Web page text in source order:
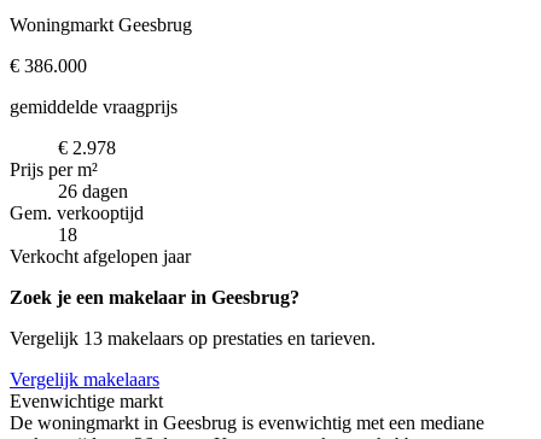
Woningmarkt Geesbrug
€ 386.000
gemiddelde vraagprijs
€ 2.978
Prijs per m²
26 dagen
Gem. verkooptijd
18
Verkocht afgelopen jaar
Zoek je een makelaar in Geesbrug?
Vergelijk 13 makelaars op prestaties en tarieven.
Vergelijk makelaars
Evenwichtige markt
De woningmarkt in Geesbrug is evenwichtig met een mediane